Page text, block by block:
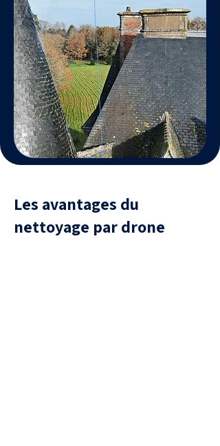
Les avantages du
nettoyage par drone